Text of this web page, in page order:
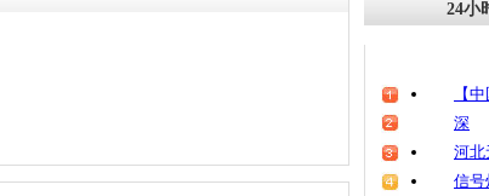
24小
【
深
河北
信号